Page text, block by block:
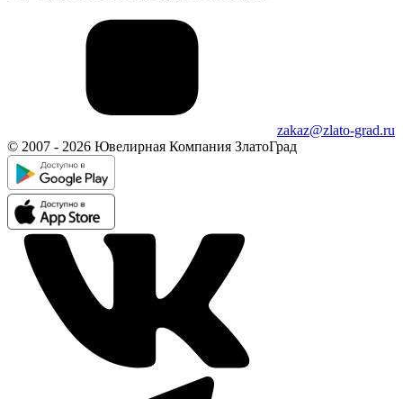
zakaz@zlato-grad.ru
© 2007 - 2026 Ювелирная Компания ЗлатоГрад